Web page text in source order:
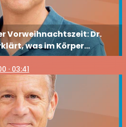
Vorweihnachtszeit: Dr.
was im Körper
gegensteuern
· 03:41